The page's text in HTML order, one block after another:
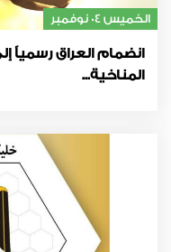
الخميس 04 نوفمبر
انضمام العراق رسمياً
المناخية...